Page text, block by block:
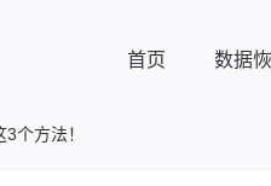
首页 数据
个方法！